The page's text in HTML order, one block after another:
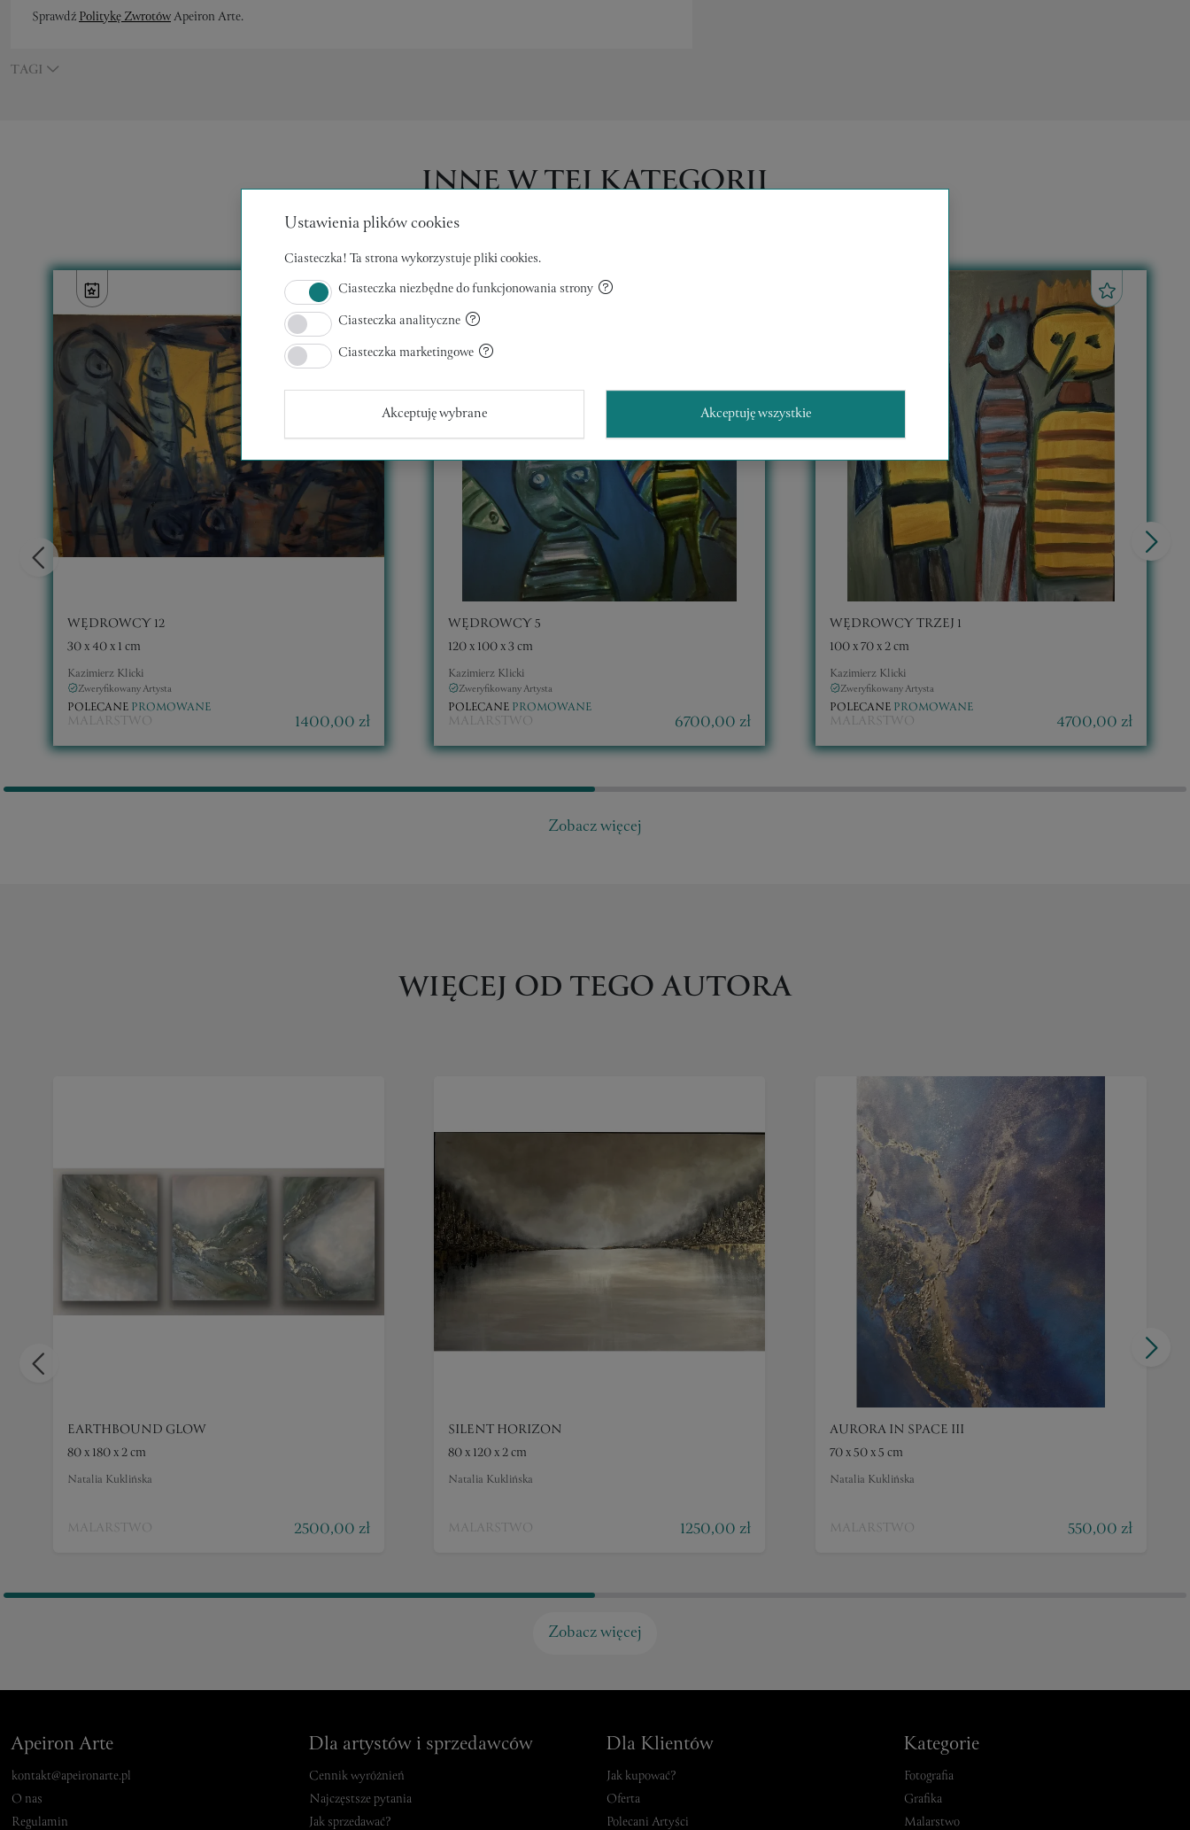
SprawdźPolitykę ZwrotówApeiron Arte.
TAGI
INNE W TEJ KATEGORII
WĘDROWCY 12
30 x 40 x 1 cm
Kazimierz Klicki
Zweryfikowany Artysta
POLECANE PROMOWANE
MALARSTWO 1400,00 zł
WĘDROWCY 5
120 x 100 x 3 cm
Kazimierz Klicki
Zweryfikowany Artysta
POLECANE PROMOWANE
MALARSTWO 6700,00 zł
WĘDROWCY TRZEJ 1
100 x 70 x 2 cm
Kazimierz Klicki
Zweryfikowany Artysta
POLECANE PROMOWANE
MALARSTWO 4700,00 zł
Zobacz więcej
WIĘCEJ OD TEGO AUTORA
EARTHBOUND GLOW
80 x 180 x 2 cm
Natalia Kuklińska
MALARSTWO 2500,00 zł
SILENT HORIZON
80 x 120 x 2 cm
Natalia Kuklińska
MALARSTWO 1250,00 zł
AURORA IN SPACE III
70 x 50 x 5 cm
Natalia Kuklińska
MALARSTWO 550,00 zł
Zobacz więcej
Apeiron Arte
kontakt@apeironarte.pl
O nas
Regulamin
Dla artystów i sprzedawców
Cennik wyróżnień
Najczęstsze pytania
Jak sprzedawać?
Dla Klientów
Jak kupować?
Oferta
Polecani Artyści
Kategorie
Fotografia
Grafika
Malarstwo
Ustawienia plików cookies
Ciasteczka! Ta strona wykorzystuje pliki cookies.
Ciasteczka niezbędne do funkcjonowania strony
Ciasteczka analityczne
Ciasteczka marketingowe
Akceptuję wybrane Akceptuję wszystkie